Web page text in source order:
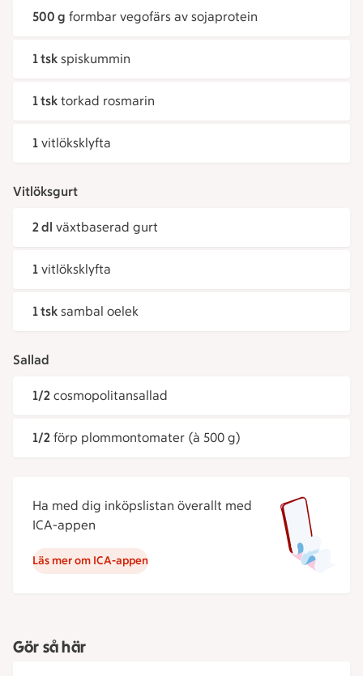
500 g formbar vegofärs av sojaprotein
1 tsk spiskummin
1 tsk torkad rosmarin
1 vitlöksklyfta
Vitlöksgurt
2 dl växtbaserad gurt
1 vitlöksklyfta
1 tsk sambal oelek
Sallad
1/2 cosmopolitansallad
1/2 förp plommontomater (à 500 g)
Ha med dig inköpslistan överallt med
ICA-appen
Läs mer om ICA-appen
Gör så här